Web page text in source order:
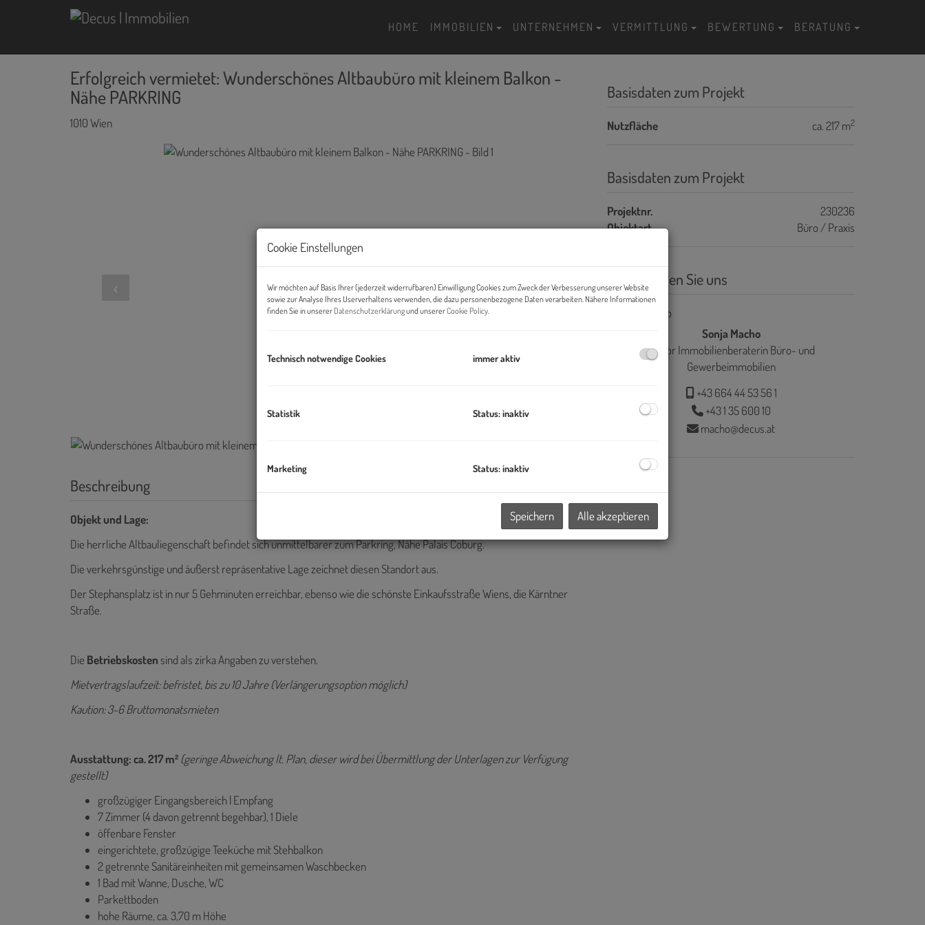
HOME IMMOBILIEN UNTERNEHMEN VERMITTLUNG BEWERTUNG BERATUNG
Erfolgreich vermietet: Wunderschönes Altbaubüro mit kleinem Balkon -
Nähe PARKRING
1010 Wien
Beschreibung
Objekt und Lage:
Die herrliche Altbauliegenschaft befindet sich unmittelbarer zum Parkring, Nähe Palais Coburg.
Die verkehrsgünstige und äußerst repräsentative Lage zeichnet diesen Standort aus.
Der Stephansplatz ist in nur 5 Gehminuten erreichbar, ebenso wie die schönste Einkaufsstraße Wiens, die Kärntner
Straße.
Die Betriebskosten sind als zirka Angaben zu verstehen.
Mietvertragslaufzeit: befristet, bis zu 10 Jahre (Verlängerungsoption möglich)
Kaution: 3-6 Bruttomonatsmieten
Ausstattung: ca. 217 m²(geringe Abweichung lt. Plan, dieser wird bei Übermittlung der Unterlagen zur Verfügung
gestellt)
großzügiger Eingangsbereich | Empfang
7 Zimmer (4 davon getrennt begehbar), 1 Diele
öffenbare Fenster
eingerichtete, großzügige Teeküche mit Stehbalkon
2 getrennte Sanitäreinheiten mit gemeinsamen Waschbecken
1 Bad mit Wanne, Dusche, WC
Parkettboden
hohe Räume, ca. 3,70 m Höhe
Basisdaten zum Projekt
Nutzfläche ca. 217 m2
Basisdaten zum Projekt
Projektnr.
230236
Objektart
Büro / Praxis
Kontaktieren Sie uns
Sonja Macho
Senior Immobilienberaterin Büro- und
Gewerbeimmobilien
+43 664 44 53 56 1
+43 1 35 600 10
macho@decus.at
Cookie Einstellungen
Wir möchten auf Basis Ihrer (jederzeit widerrufbaren) Einwilligung Cookies zum Zweck der Verbesserung unserer Website
sowie zur Analyse Ihres Userverhaltens verwenden, die dazu personenbezogene Daten verarbeiten. Nähere Informationen
finden Sie in unserer Datenschutzerklärungund unsererCookie Policy.
Technisch notwendige Cookies immer aktiv
Statistik Status: inaktiv
Marketing Status: inaktiv
Speichern Alle akzeptieren